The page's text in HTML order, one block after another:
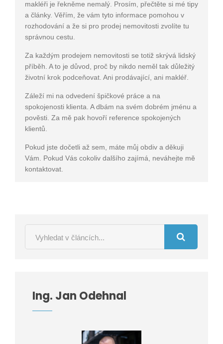
makléři je řekněme nemalý. Prosím, přečtěte si mé tipy
a články. Věřím, že vám tyto informace pomohou v
rozhodování a že si pro prodej nemovitosti zvolíte tu
správnou cestu.
Za každým prodejem nemovitosti se totiž skrývá lidský
příběh. A to je důvod, proč by nikdo neměl tak důležitý
životní krok podceňovat. Ani prodávající, ani makléř.
Záleží mi na odvedení špičkové práce a na
spokojenosti klienta. A dbám na svém dobrém jménu a
pověsti. Za mě pak hovoří reference spokojených
klientů.
Pokud jste dočetli až sem, máte můj obdiv a děkuji
Vám. Pokud Vás cokoliv dalšího zajímá, neváhejte mě
kontaktovat.
Ing. Jan Odehnal